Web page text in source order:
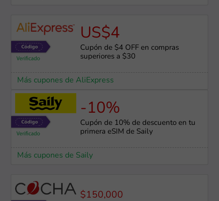
US$4
Cupón de $4 OFF en compras
superiores a $30
Más cupones de AliExpress
-10%
Cupón de 10% de descuento en tu
primera eSIM de Saily
Más cupones de Saily
$150,000